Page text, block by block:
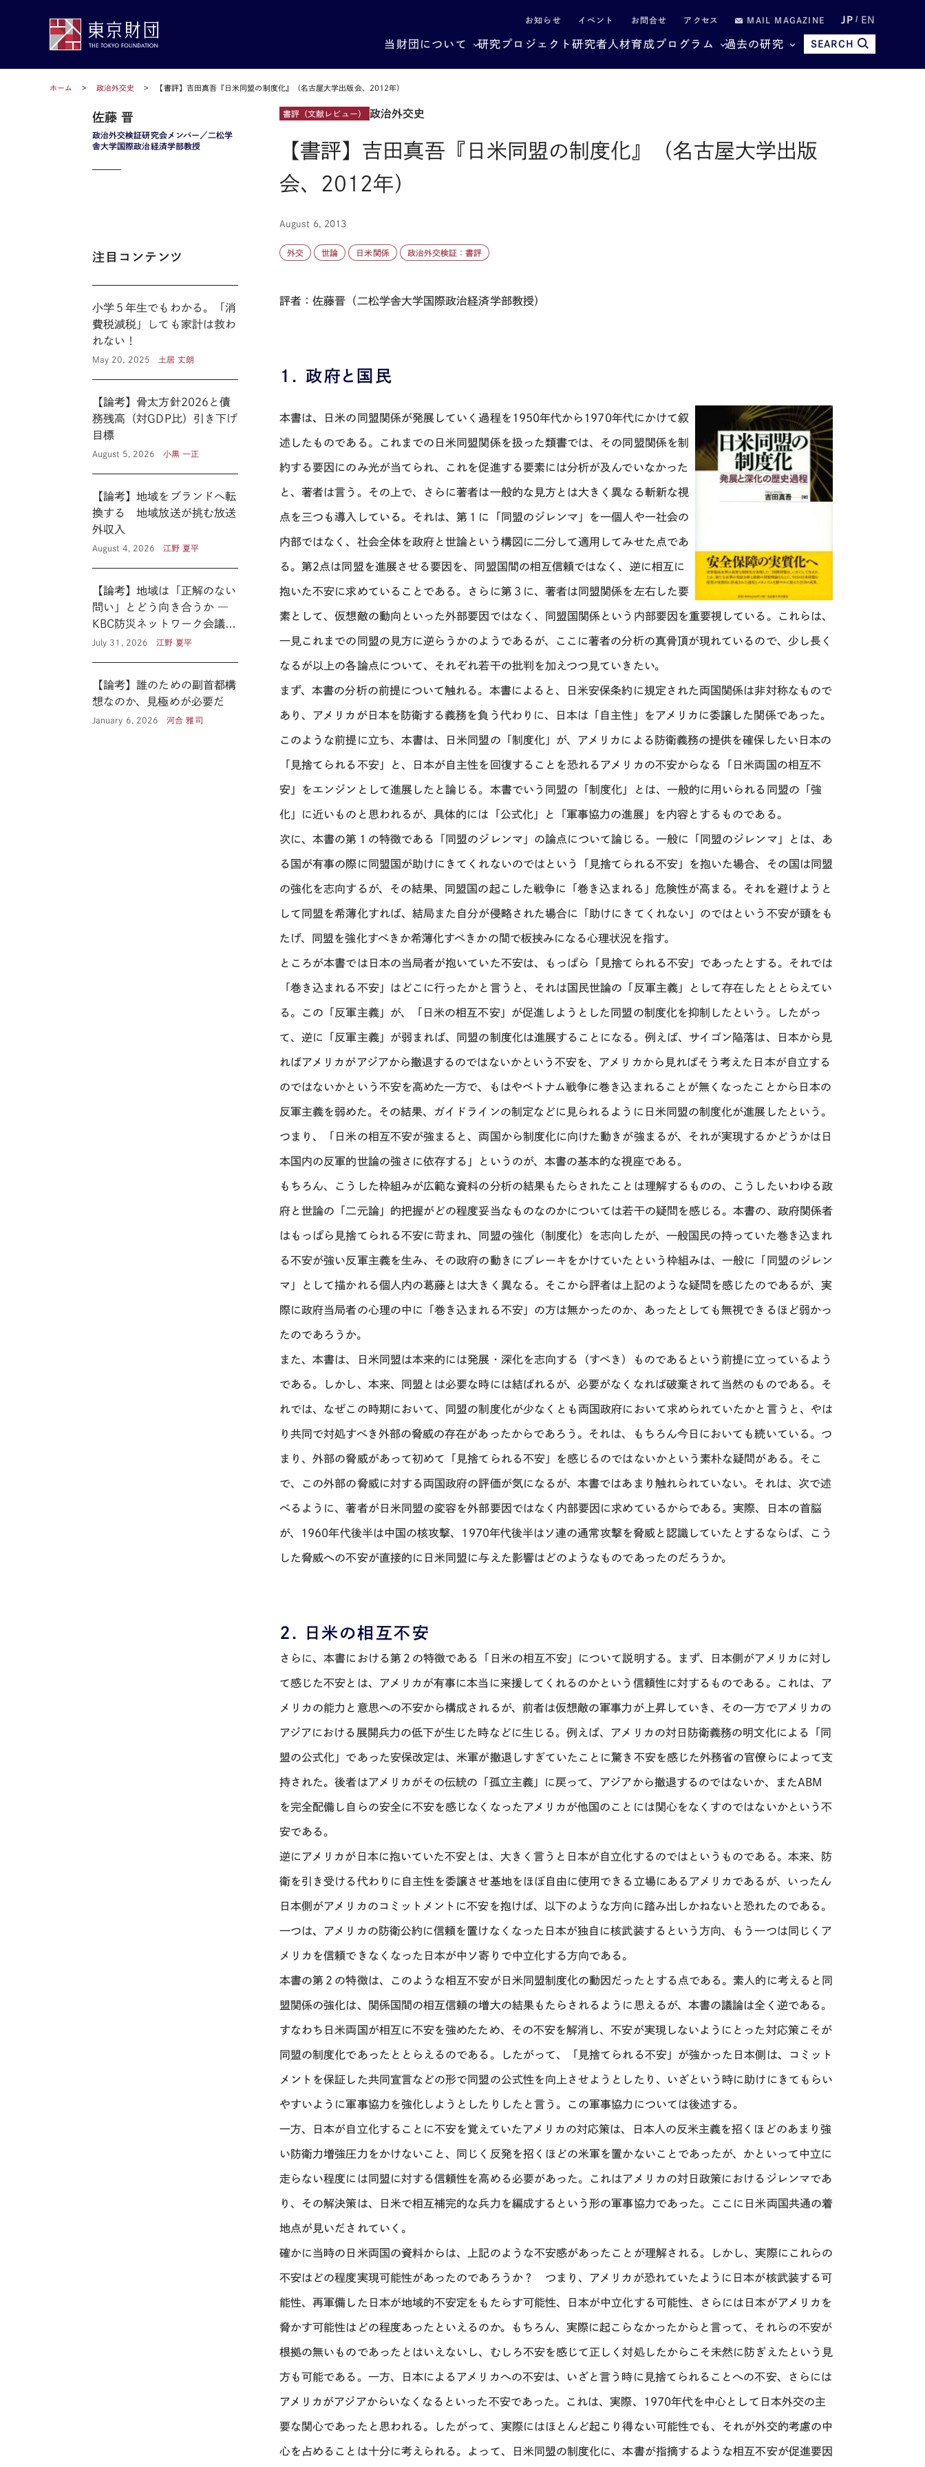
お知らせ イベント お問合せ アクセス MAIL MAGAZINE JP EN
当財団について 研究プロジェクト研究者 人材育成プログラム 過去の研究 SEARCH
ホーム 政治外交史 【書評】吉田真吾『日米同盟の制度化』（名古屋大学出版会、2012年）
書評（文献レビュー） 政治外交史
【書評】吉田真吾『日米同盟の制度化』（名古屋大学出版
会、2012年）
August 6, 2013
外交 世論 日米関係 政治外交検証：書評
評者：佐藤晋（二松学舎大学国際政治経済学部教授）
１. 政府と国民
本書は、日米の同盟関係が発展していく過程を1950年代から1970年代にかけて叙
述したものである。これまでの日米同盟関係を扱った類書では、その同盟関係を制
約する要因にのみ光が当てられ、これを促進する要素には分析が及んでいなかった
と、著者は言う。その上で、さらに著者は一般的な見方とは大きく異なる斬新な視
点を三つも導入している。それは、第１に「同盟のジレンマ」を一個人や一社会の
内部ではなく、社会全体を政府と世論という構図に二分して適用してみせた点であ
る。第2点は同盟を進展させる要因を、同盟国間の相互信頼ではなく、逆に相互に
抱いた不安に求めていることである。さらに第３に、著者は同盟関係を左右した要
素として、仮想敵の動向といった外部要因ではなく、同盟国関係という内部要因を重要視している。これらは、
一見これまでの同盟の見方に逆らうかのようであるが、ここに著者の分析の真骨頂が現れているので、少し長く
なるが以上の各論点について、それぞれ若干の批判を加えつつ見ていきたい。
まず、本書の分析の前提について触れる。本書によると、日米安保条約に規定された両国関係は非対称なもので
あり、アメリカが日本を防衛する義務を負う代わりに、日本は「自主性」をアメリカに委譲した関係であった。
このような前提に立ち、本書は、日米同盟の「制度化」が、アメリカによる防衛義務の提供を確保したい日本の
「見捨てられる不安」と、日本が自主性を回復することを恐れるアメリカの不安からなる「日米両国の相互不
安」をエンジンとして進展したと論じる。本書でいう同盟の「制度化」とは、一般的に用いられる同盟の「強
化」に近いものと思われるが、具体的には「公式化」と「軍事協力の進展」を内容とするものである。
次に、本書の第１の特徴である「同盟のジレンマ」の論点について論じる。一般に「同盟のジレンマ」とは、あ
る国が有事の際に同盟国が助けにきてくれないのではという「見捨てられる不安」を抱いた場合、その国は同盟
の強化を志向するが、その結果、同盟国の起こした戦争に「巻き込まれる」危険性が高まる。それを避けようと
して同盟を希薄化すれば、結局また自分が侵略された場合に「助けにきてくれない」のではという不安が頭をも
たげ、同盟を強化すべきか希薄化すべきかの間で板挟みになる心理状況を指す。
ところが本書では日本の当局者が抱いていた不安は、もっぱら「見捨てられる不安」であったとする。それでは
「巻き込まれる不安」はどこに行ったかと言うと、それは国民世論の「反軍主義」として存在したととらえてい
る。この「反軍主義」が、「日米の相互不安」が促進しようとした同盟の制度化を抑制したという。したがっ
て、逆に「反軍主義」が弱まれば、同盟の制度化は進展することになる。例えば、サイゴン陥落は、日本から見
ればアメリカがアジアから撤退するのではないかという不安を、アメリカから見ればそう考えた日本が自立する
のではないかという不安を高めた一方で、もはやベトナム戦争に巻き込まれることが無くなったことから日本の
反軍主義を弱めた。その結果、ガイドラインの制定などに見られるように日米同盟の制度化が進展したという。
つまり、「日米の相互不安が強まると、両国から制度化に向けた動きが強まるが、それが実現するかどうかは日
本国内の反軍的世論の強さに依存する」というのが、本書の基本的な視座である。
もちろん、こうした枠組みが広範な資料の分析の結果もたらされたことは理解するものの、こうしたいわゆる政
府と世論の「二元論」的把握がどの程度妥当なものなのかについては若干の疑問を感じる。本書の、政府関係者
はもっぱら見捨てられる不安に苛まれ、同盟の強化（制度化）を志向したが、一般国民の持っていた巻き込まれ
る不安が強い反軍主義を生み、その政府の動きにブレーキをかけていたという枠組みは、一般に「同盟のジレン
マ」として描かれる個人内の葛藤とは大きく異なる。そこから評者は上記のような疑問を感じたのであるが、実
際に政府当局者の心理の中に「巻き込まれる不安」の方は無かったのか、あったとしても無視できるほど弱かっ
たのであろうか。
また、本書は、日米同盟は本来的には発展・深化を志向する（すべき）ものであるという前提に立っているよう
である。しかし、本来、同盟とは必要な時には結ばれるが、必要がなくなれば破棄されて当然のものである。そ
れでは、なぜこの時期において、同盟の制度化が少なくとも両国政府において求められていたかと言うと、やは
り共同で対処すべき外部の脅威の存在があったからであろう。それは、もちろん今日においても続いている。つ
まり、外部の脅威があって初めて「見捨てられる不安」を感じるのではないかという素朴な疑問がある。そこ
で、この外部の脅威に対する両国政府の評価が気になるが、本書ではあまり触れられていない。それは、次で述
べるように、著者が日米同盟の変容を外部要因ではなく内部要因に求めているからである。実際、日本の首脳
が、1960年代後半は中国の核攻撃、1970年代後半はソ連の通常攻撃を脅威と認識していたとするならば、こう
した脅威への不安が直接的に日米同盟に与えた影響はどのようなものであったのだろうか。
２. 日米の相互不安
さらに、本書における第２の特徴である「日米の相互不安」について説明する。まず、日本側がアメリカに対し
て感じた不安とは、アメリカが有事に本当に来援してくれるのかという信頼性に対するものである。これは、ア
メリカの能力と意思への不安から構成されるが、前者は仮想敵の軍事力が上昇していき、その一方でアメリカの
アジアにおける展開兵力の低下が生じた時などに生じる。例えば、アメリカの対日防衛義務の明文化による「同
盟の公式化」であった安保改定は、米軍が撤退しすぎていたことに驚き不安を感じた外務省の官僚らによって支
持された。後者はアメリカがその伝統の「孤立主義」に戻って、アジアから撤退するのではないか、またABM
を完全配備し自らの安全に不安を感じなくなったアメリカが他国のことには関心をなくすのではないかという不
安である。
逆にアメリカが日本に抱いていた不安とは、大きく言うと日本が自立化するのではというものである。本来、防
衛を引き受ける代わりに自主性を委譲させ基地をほぼ自由に使用できる立場にあるアメリカであるが、いったん
日本側がアメリカのコミットメントに不安を抱けば、以下のような方向に踏み出しかねないと恐れたのである。
一つは、アメリカの防衛公約に信頼を置けなくなった日本が独自に核武装するという方向、もう一つは同じくア
メリカを信頼できなくなった日本が中ソ寄りで中立化する方向である。
本書の第２の特徴は、このような相互不安が日米同盟制度化の動因だったとする点である。素人的に考えると同
盟関係の強化は、関係国間の相互信頼の増大の結果もたらされるように思えるが、本書の議論は全く逆である。
すなわち日米両国が相互に不安を強めたため、その不安を解消し、不安が実現しないようにとった対応策こそが
同盟の制度化であったととらえるのである。したがって、「見捨てられる不安」が強かった日本側は、コミット
メントを保証した共同宣言などの形で同盟の公式性を向上させようとしたり、いざという時に助けにきてもらい
やすいように軍事協力を強化しようとしたりしたと言う。この軍事協力については後述する。
一方、日本が自立化することに不安を覚えていたアメリカの対応策は、日本人の反米主義を招くほどのあまり強
い防衛力増強圧力をかけないこと、同じく反発を招くほどの米軍を置かないことであったが、かといって中立に
走らない程度には同盟に対する信頼性を高める必要があった。これはアメリカの対日政策におけるジレンマであ
り、その解決策は、日米で相互補完的な兵力を編成するという形の軍事協力であった。ここに日米両国共通の着
地点が見いだされていく。
確かに当時の日米両国の資料からは、上記のような不安感があったことが理解される。しかし、実際にこれらの
不安はどの程度実現可能性があったのであろうか？ つまり、アメリカが恐れていたように日本が核武装する可
能性、再軍備した日本が地域的不安定をもたらす可能性、日本が中立化する可能性、さらには日本がアメリカを
脅かす可能性はどの程度あったといえるのか。もちろん、実際に起こらなかったからと言って、それらの不安が
根拠の無いものであったとはいえないし、むしろ不安を感じて正しく対処したからこそ未然に防ぎえたという見
方も可能である。一方、日本によるアメリカへの不安は、いざと言う時に見捨てられることへの不安、さらには
アメリカがアジアからいなくなるといった不安であった。これは、実際、1970年代を中心として日本外交の主
要な関心であったと思われる。したがって、実際にはほとんど起こり得ない可能性でも、それが外交的考慮の中
心を占めることは十分に考えられる。よって、日米同盟の制度化に、本書が指摘するような相互不安が促進要因
政治外交検証研究会メンバー／二松学
舎大学国際政治経済学部教授
佐藤 晋
注目コンテンツ
小学５年生でもわかる。「消
費税減税」しても家計は救わ
れない！
May 20, 2025 土居 丈朗
【論考】骨太方針2026と債
務残高（対GDP比）引き下げ
目標
August 5, 2026 小黒 一正
【論考】地域をブランドへ転
換する 地域放送が挑む放送
外収入
August 4, 2026 江野 夏平
【論考】地域は「正解のない
問い」とどう向き合うか ―
KBC防災ネットワーク会議に
見る新たな公共性 ―
July 31, 2026 江野 夏平
【論考】誰のための副首都構
想なのか、見極めが必要だ
January 6, 2026 河合 雅司